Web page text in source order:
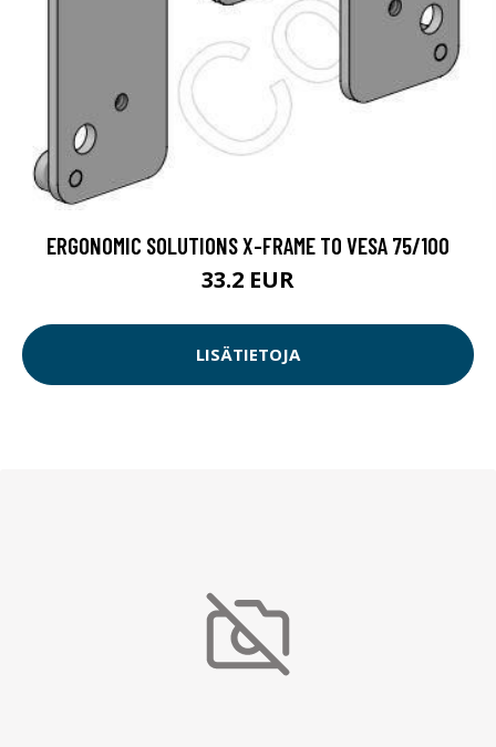
ERGONOMIC SOLUTIONS X-FRAME TO VESA 75/100
33.2 EUR
LISÄTIETOJA